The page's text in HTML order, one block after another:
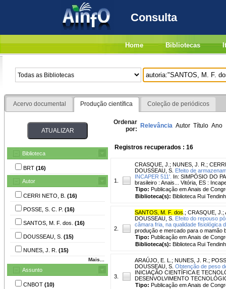
Consulta
Home Bibliotecas
Acervo documental Produção científica Coleção de periódicos
Biblioteca
BRT (16)
Autor
CERRI NETO, B. (16)
POSSE, S. C. P. (16)
SANTOS, M. F. dos. (16)
DOUSSEAU, S. (15)
NUNES, J. R. (15)
Mais...
Assunto
CNBOT (10)
Ordenar
por: Relevância Autor Título Ano
Registros recuperados : 16
1.
CRASQUE, J. ; NUNES, J. R. ;
DOUSSEAU, S. Efeito de
INCAPER 511'. In: SIMPÓSIO DO
brasileiro : Anais... Vitória, ES :
Tipo: Publicação em Anais de
Biblioteca(s): Biblioteca Rui
2.
SANTOS, M. F. dos ; CRASQUE, J. ;
DOUSSEAU, S. Efeito do repouso
câmara fria, na qualidade fisiológica
produção e mercado para o mamão
Tipo: Publicação em Anais de
Biblioteca(s): Biblioteca Rui
3.
ARAÚJO, E. L. ; NUNES, J. R. ;
DOUSSEAU, S. Obtenção de peso
INICIAÇÃO CIENTÍFICA E
DESENVOLVIMENTO
Tipo: Publicação em Anais de